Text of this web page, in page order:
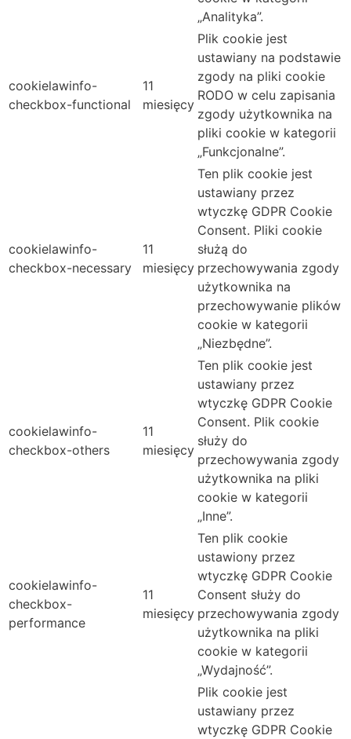
„Analityka”.
cookielawinfo-
checkbox-functional
11
miesięcy
Plik cookie jest
ustawiany na podstawie
zgody na pliki cookie
RODO w celu zapisania
zgody użytkownika na
pliki cookie w kategorii
„Funkcjonalne”.
cookielawinfo-
checkbox-necessary
11
miesięcy
Ten plik cookie jest
ustawiany przez
wtyczkę GDPR Cookie
Consent. Pliki cookie
służą do
przechowywania zgody
użytkownika na
przechowywanie plików
cookie w kategorii
„Niezbędne”.
cookielawinfo-
checkbox-others
11
miesięcy
Ten plik cookie jest
ustawiany przez
wtyczkę GDPR Cookie
Consent. Plik cookie
służy do
przechowywania zgody
użytkownika na pliki
cookie w kategorii
„Inne”.
cookielawinfo-
checkbox-
performance
11
miesięcy
Ten plik cookie
ustawiony przez
wtyczkę GDPR Cookie
Consent służy do
przechowywania zgody
użytkownika na pliki
cookie w kategorii
„Wydajność”.
Plik cookie jest
ustawiany przez
wtyczkę GDPR Cookie